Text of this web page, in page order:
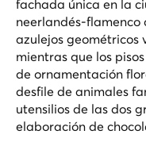
fachada única en la
neerlandés-flamenco
azulejos geométricos
mientras que los
de ornamentación
desfile de animales
utensilios de las dos
elaboración de